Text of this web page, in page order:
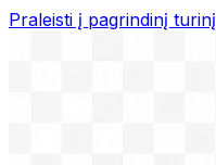
Praleisti į pagrindinį turinį